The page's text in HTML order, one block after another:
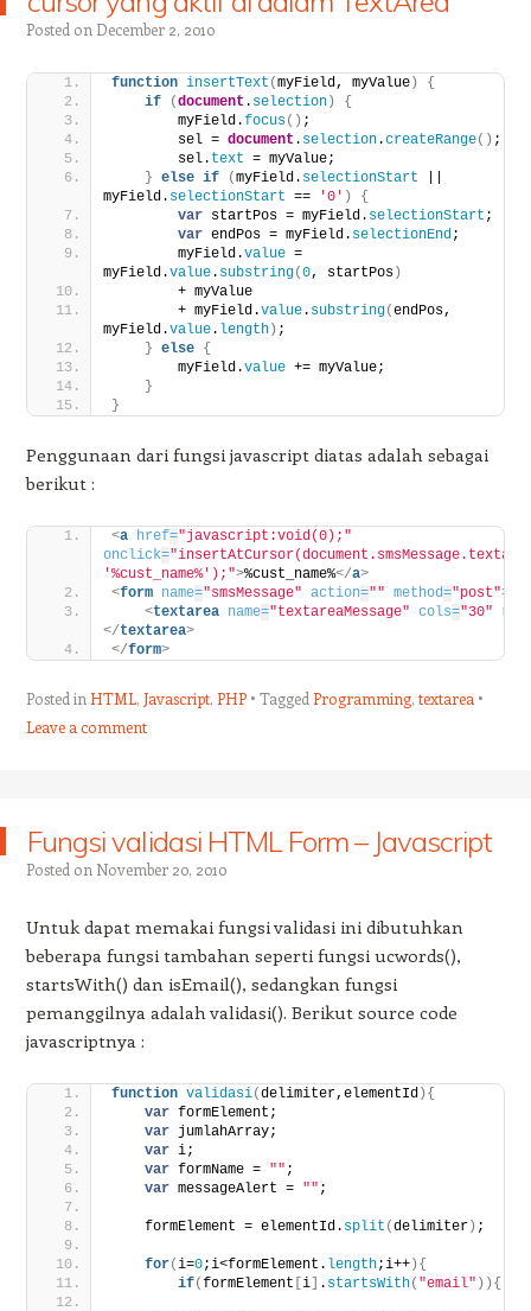
Posted on December 2, 2010
function insertText (myField, myValue)
{
if
(document . selection)
{
        myField.
focus( ) ;
        sel =
document . selection.createRange( ) ;
        sel.
text = myValue;
} else if (myField. selectionStart
myField. selectionStart == '0' )
{
var startPos = myField. selectionStart ;
var endPos = myField. selectionEnd ;
        myField.
value =
myField.value. substring(0, startPos)
        + myValue
        + myField.
value. substring(endPos,
myField.value. length) ;
} else {
        myField.
value += myValue;
}
}
Penggunaan dari fungsi javascript diatas adalah sebagai
berikut :
<a href="javascript:void(0);"
onclick=
'%cust_name%');">%cust_name%</a>
<form name="smsMessage" action="" method="post">
<textarea name="textareaMessage" cols="30"
</textarea>
</form>
Posted in HTML, Javascript, PHP Tagged Programming, textarea
Leave a comment
Fungsi validasi HTML Form – Javascript
Posted on November 20, 2010
Untuk dapat memakai fungsi validasi ini dibutuhkan
beberapa fungsi tambahan seperti fungsi ucwords(),
startsWith() dan isEmail(), sedangkan fungsi
pemanggilnya adalah validasi(). Berikut source code
javascriptnya :
function validasi(delimiter,elementId ) {
var formElement;
var jumlahArray;
var i;
var formName = "" ;
var messageAlert = "" ;
    formElement = elementId.
split (delimiter) ;
for(i=0;i<formElement. length;i++) {
if(formElement [i] . startsWith( "email" ) ) {